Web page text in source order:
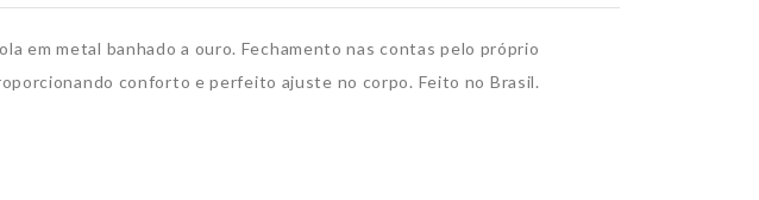
em metal banhado a ouro. Fechamento nas contas pelo próprio
conforto e perfeito ajuste no corpo. Feito no Brasil.